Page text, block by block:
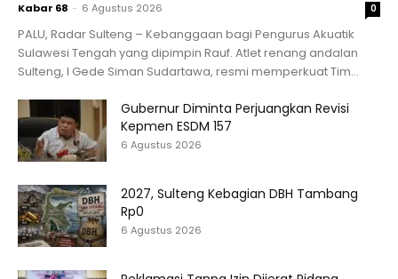
Kabar 68 - 6 Agustus 2026 0
PALU, Radar Sulteng – Kebanggaan bagi Pengurus Akuatik
Sulawesi Tengah yang dipimpin Rauf. Atlet renang andalan
Sulteng, I Gede Siman Sudartawa, resmi memperkuat Tim...
Gubernur Diminta Perjuangkan Revisi
Kepmen ESDM 157
6 Agustus 2026
2027, Sulteng Kebagian DBH Tambang
Rp0
6 Agustus 2026